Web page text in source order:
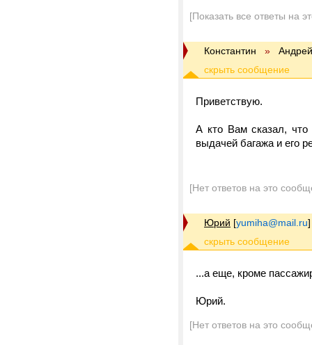
[Показать все ответы на
Константин »
Приветствую.
А кто Вам сказал,
выдачей багажа и его
[Нет ответов на это
Юрий [yumiha@mail.ru]
...а еще, кроме
Юрий.
[Нет ответов на это